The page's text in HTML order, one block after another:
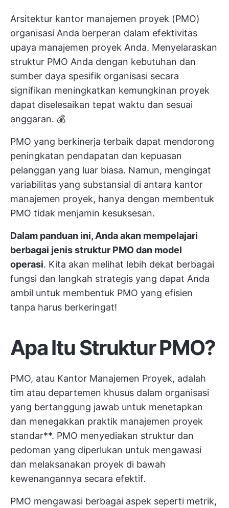
Arsitektur kantor manajemen proyek (PMO)
organisasi Anda berperan dalam efektivitas
upaya manajemen proyek Anda. Menyelaraskan
struktur PMO Anda dengan kebutuhan dan
sumber daya spesifik organisasi secara
signifikan meningkatkan kemungkinan proyek
dapat diselesaikan tepat waktu dan sesuai
anggaran. 💰
PMO yang berkinerja terbaik dapat mendorong
peningkatan pendapatan dan kepuasan
pelanggan yang luar biasa. Namun, mengingat
variabilitas yang substansial di antara kantor
manajemen proyek, hanya dengan membentuk
PMO tidak menjamin kesuksesan.
Dalam panduan ini, Anda akan mempelajari
berbagai jenis struktur PMO dan model
operasi. Kita akan melihat lebih dekat berbagai
fungsi dan langkah strategis yang dapat Anda
ambil untuk membentuk PMO yang efisien
tanpa harus berkeringat!
Apa Itu Struktur PMO?
PMO, atau Kantor Manajemen Proyek, adalah
tim atau departemen khusus dalam organisasi
yang bertanggung jawab untuk menetapkan
dan menegakkan praktik manajemen proyek
standar**. PMO menyediakan struktur dan
pedoman yang diperlukan untuk mengawasi
dan melaksanakan proyek di bawah
kewenangannya secara efektif.
PMO mengawasi berbagai aspek seperti metrik,